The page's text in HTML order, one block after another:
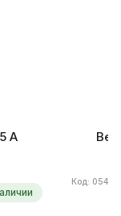
А
Код: 0542